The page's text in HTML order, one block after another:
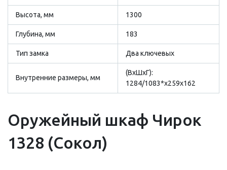
Высота, мм 1300
Глубина, мм 183
Тип замка Два ключевых
Внутренние размеры, мм
(ВхШхГ):
1284/1083*x259x162
Оружейный шкаф Чирок
1328 (Сокол)